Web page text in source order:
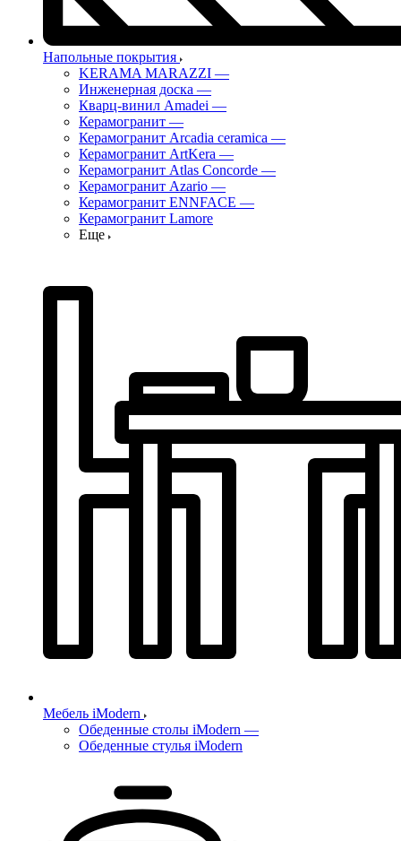
Напольные покрытия
KERAMA MARAZZI —
Инженерная доска —
Кварц-винил Amadei —
Керамогранит —
Керамогранит Arcadia ceramica —
Керамогранит ArtKera —
Керамогранит Atlas Concorde —
Керамогранит Azario —
Керамогранит ENNFACE —
Керамогранит Lamore
Еще
Мебель iModern
Обеденные столы iModern —
Обеденные стулья iModern